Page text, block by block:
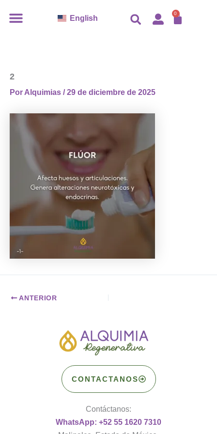
English 0
2
Por Alquimias /29 de diciembre de 2025
ANTERIOR
CONTACTANOS
Contáctanos:
WhatsApp: +52 55 1620 7310